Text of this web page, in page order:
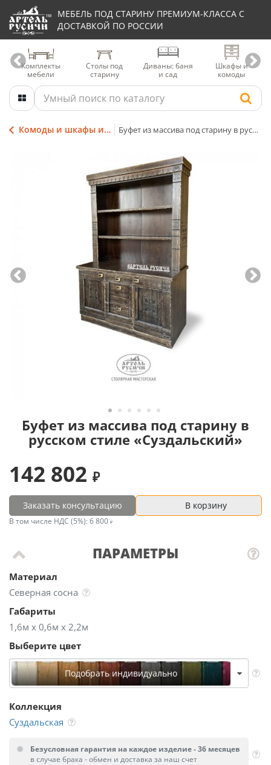
МЕБЕЛЬ ПОД СТАРИНУ ПРЕМИУМ-КЛАССА С
ДОСТАВКОЙ ПО РОССИИ
Комплекты
мебели
Столы под
старину
Диваны: баня
и сад
Шкафы и
комоды
Комоды и шкафы из массива дерева Буфет из массива под старину в русском стиле «Суздальский»
Буфет из массива под старину в
русском стиле «Суздальский»
ПАРАМЕТРЫ
Материал
Северная сосна
Габариты
1,6м х 0,6м х 2,2м
Выберите цвет
Подобрать индивидуально
Коллекция
Суздальская
142 802
Заказать консультацию В корзину
В том числе НДС (5%): 6 800
Безусловная гарантия на каждое изделие - 36 месяцев
в случае брака - обмен и доставка за наш счет